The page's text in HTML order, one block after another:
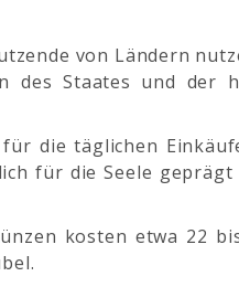
von Ländern
des Staates und der
die täglichen
für die Seele
kosten etwa 22